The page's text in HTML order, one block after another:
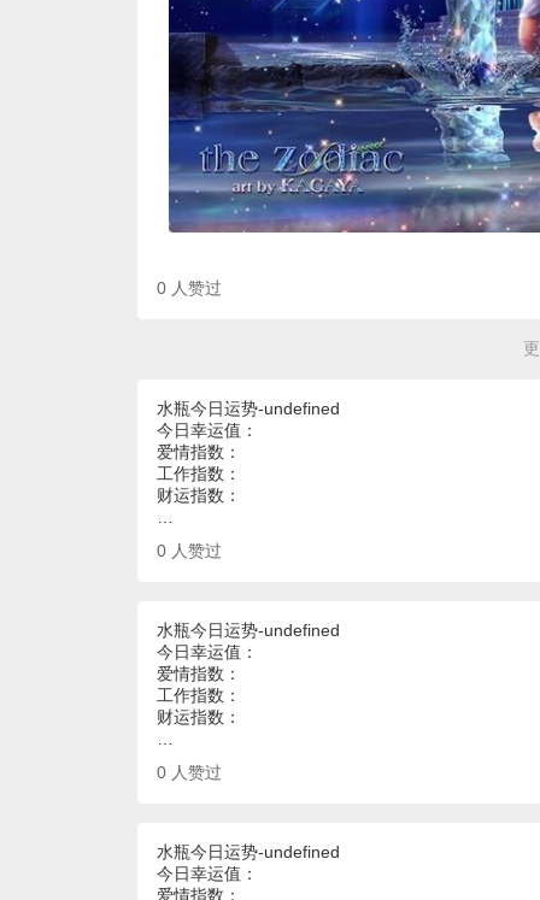
0 人赞过
水瓶今日运势-undefined
今日幸运值：
爱情指数：
工作指数：
财运指数：
0 人赞过
水瓶今日运势-undefined
今日幸运值：
爱情指数：
工作指数：
财运指数：
0 人赞过
水瓶今日运势-undefined
今日幸运值：
爱情指数：